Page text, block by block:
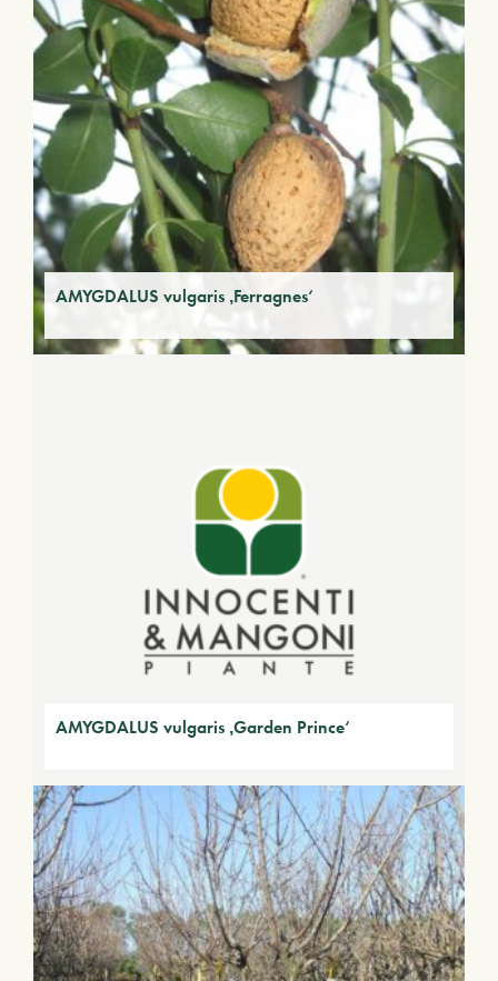
AMYGDALUS vulgaris ‚Ferragnes‘
AMYGDALUS vulgaris ‚Garden Prince‘